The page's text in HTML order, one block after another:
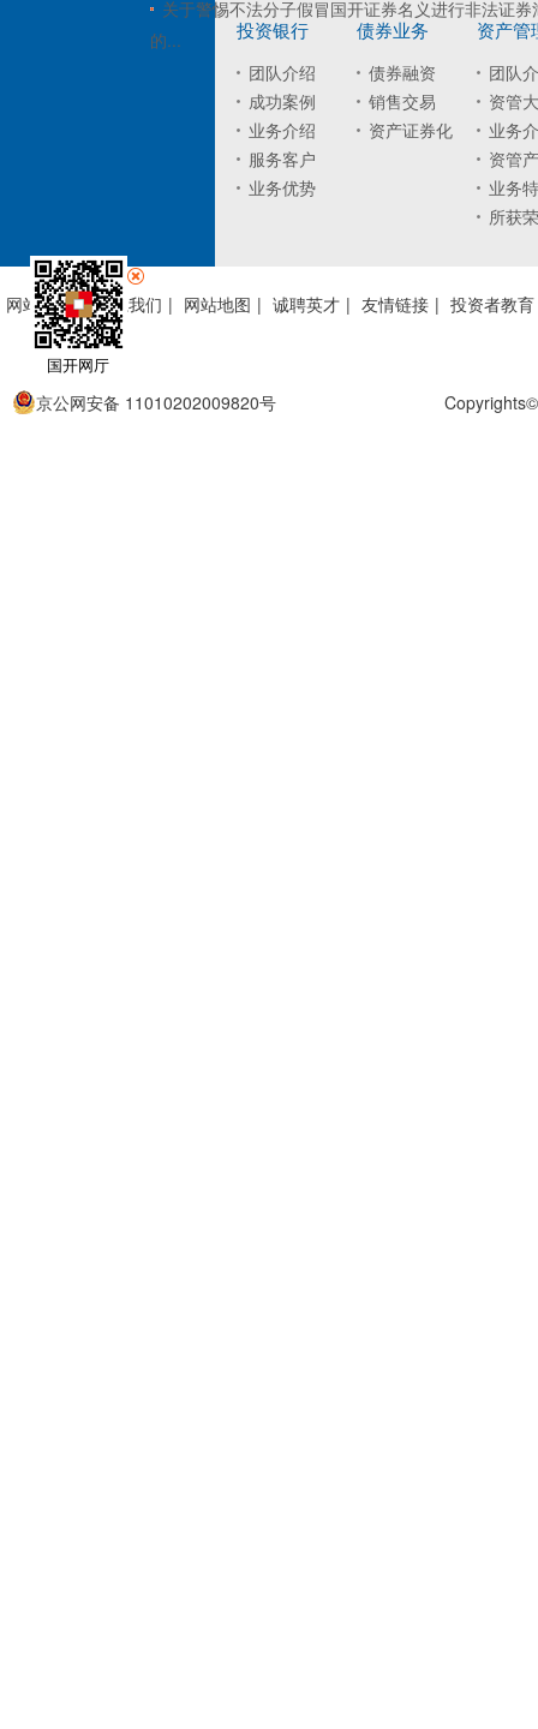
关于警惕不法分子假冒国开证券名义进行非法证券
的...
投资银行
团队介绍
成功案例
业务介绍
服务客户
业务优势
债券业务
债券融资
销售交易
资产证券化
资产管
团队
资管
业务
资管
业务
所获
网站声明 | 联系我们 | 网站地图 | 诚聘英才 | 友情链接 | 投资者教育
京公网安备 11010202009820号
国开网厅